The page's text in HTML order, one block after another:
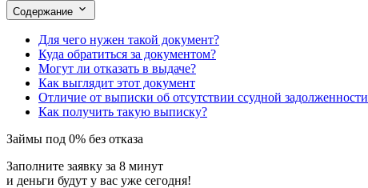
Содержание
Для чего нужен такой документ?
Куда обратиться за документом?
Могут ли отказать в выдаче?
Как выглядит этот документ
Отличие от выписки об отсутствии ссудной задолженности
Как получить такую выписку?
Займы под 0% без отказа
Заполните заявку за 8 минут
и деньги будут у вас уже сегодня!